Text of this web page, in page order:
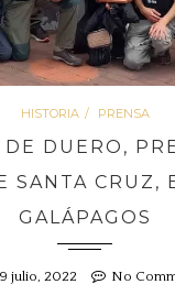
HISTORIA PRENSA
DUERO,
SANTA CRUZ,
GALÁPAGOS
julio, 2022 No